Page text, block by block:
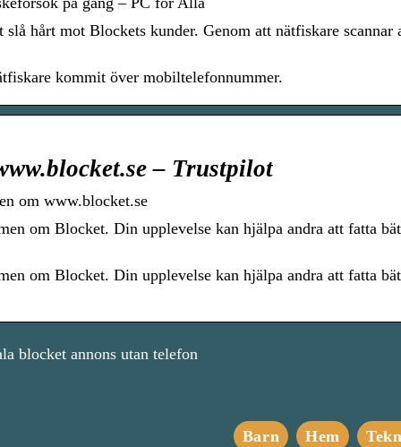
hårt mot Blockets kunder. Genom att nätfiskare scannar
kommit över mobiltelefonnummer.
– Trustpilot
om www.blocket.se
om Blocket. Din upplevelse kan hjälpa andra att fatta
om Blocket. Din upplevelse kan hjälpa andra att fatta
blocket annons utan telefon
Barn Hem